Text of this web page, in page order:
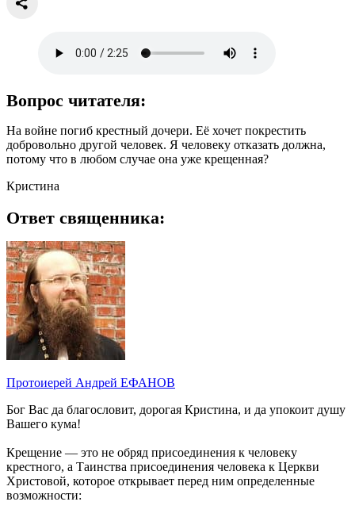
Вопрос читателя:
На войне погиб крестный дочери. Её хочет покрестить
добровольно другой человек. Я человеку отказать должна,
потому что в любом случае она уже крещенная?
Кристина
Ответ священника:
Протоиерей Андрей ЕФАНОВ
Бог Вас да благословит, дорогая Кристина, и да упокоит душу
Вашего кума!
Крещение — это не обряд присоединения к человеку
крестного, а Таинства присоединения человека к Церкви
Христовой, которое открывает перед ним определенные
возможности: